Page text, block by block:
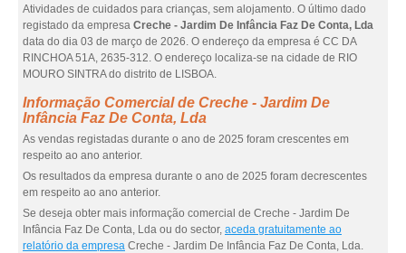
Atividades de cuidados para crianças, sem alojamento. O último dado
registado da empresa Creche - Jardim De Infância Faz De Conta, Lda
data do dia 03 de março de 2026. O endereço da empresa é CC DA
RINCHOA 51A, 2635-312. O endereço localiza-se na cidade de RIO
MOURO SINTRA do distrito de LISBOA.
Informação Comercial de Creche - Jardim De
Infância Faz De Conta, Lda
As vendas registadas durante o ano de 2025 foram crescentes em
respeito ao ano anterior.
Os resultados da empresa durante o ano de 2025 foram decrescentes
em respeito ao ano anterior.
Se deseja obter mais informação comercial de Creche - Jardim De
Infância Faz De Conta, Lda ou do sector, aceda gratuitamente ao
relatório da empresa Creche - Jardim De Infância Faz De Conta, Lda.